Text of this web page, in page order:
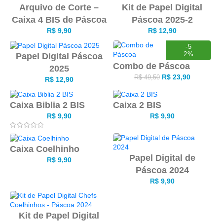
Arquivo de Corte –
Caixa 4 BIS de Páscoa
R$9,90
Kit de Papel Digital
Páscoa 2025-2
R$12,90
Papel Digital Páscoa
2025
R$12,90
-5
2%
Combo de Páscoa
R$49,50 R$23,90
Caixa Biblia 2 BIS
R$9,90
Caixa 2 BIS
R$9,90
Caixa Coelhinho
R$9,90
Papel Digital de
Páscoa 2024
R$9,90
Kit de Papel Digital